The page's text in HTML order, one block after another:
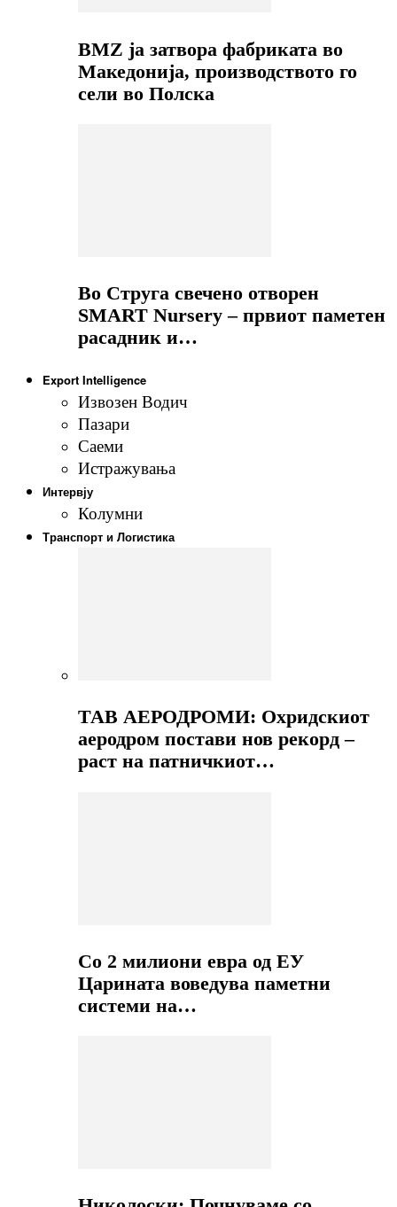
BMZ ја затвора фабриката во
Македонија, производството го
сели во Полска
Во Струга свечено отворен
SMART Nursery – првиот паметен
расадник и…
Export Intelligence
Извозен Водич
Пазари
Саеми
Истражувања
Интервју
Колумни
Транспорт и Логистика
ТАВ АЕРОДРОМИ: Охридскиот
аеродром постави нов рекорд –
раст на патничкиот…
Со 2 милиони евра од ЕУ
Царината воведува паметни
системи на…